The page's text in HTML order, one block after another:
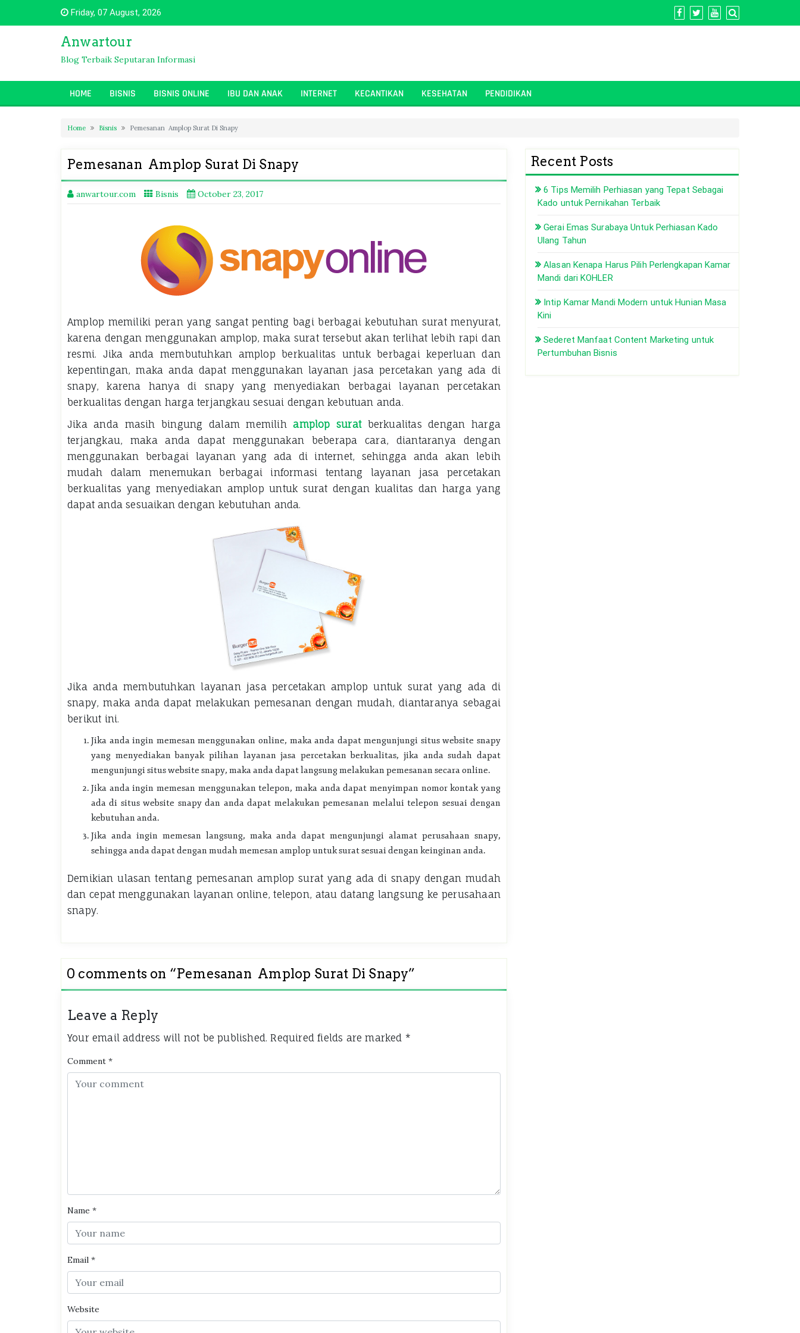
Friday, 07 August, 2026
Anwartour
Blog Terbaik Seputaran Informasi
HOME BISNIS BISNIS ONLINE IBU DAN ANAK INTERNET KECANTIKAN KESEHATAN PENDIDIKAN
Home Bisnis Pemesanan Amplop Surat Di Snapy
Pemesanan Amplop Surat Di Snapy
anwartour.com Bisnis October 23, 2017
Amplop memiliki peran yang sangat penting bagi berbagai kebutuhan surat menyurat,
karena dengan menggunakan amplop, maka surat tersebut akan terlihat lebih rapi dan
resmi. Jika anda membutuhkan amplop berkualitas untuk berbagai keperluan dan
kepentingan, maka anda dapat menggunakan layanan jasa percetakan yang ada di
snapy, karena hanya di snapy yang menyediakan berbagai layanan percetakan
berkualitas dengan harga terjangkau sesuai dengan kebutuan anda.
Jika anda masih bingung dalam memilihamplop surat berkualitas dengan harga
terjangkau, maka anda dapat menggunakan beberapa cara, diantaranya dengan
menggunakan berbagai layanan yang ada di internet, sehingga anda akan lebih
mudah dalam menemukan berbagai informasi tentang layanan jasa percetakan
berkualitas yang menyediakan amplop untuk surat dengan kualitas dan harga yang
dapat anda sesuaikan dengan kebutuhan anda.
Jika anda membutuhkan layanan jasa percetakan amplop untuk surat yang ada di
snapy, maka anda dapat melakukan pemesanan dengan mudah, diantaranya sebagai
berikut ini.
Jika anda ingin memesan menggunakan online, maka anda dapat mengunjungi situs website snapy
yang menyediakan banyak pilihan layanan jasa percetakan berkualitas, jika anda sudah dapat
mengunjungi situs website snapy, maka anda dapat langsung melakukan pemesanan secara online.
Jika anda ingin memesan menggunakan telepon, maka anda dapat menyimpan nomor kontak yang
ada di situs website snapy dan anda dapat melakukan pemesanan melalui telepon sesuai dengan
kebutuhan anda.
Jika anda ingin memesan langsung, maka anda dapat mengunjungi alamat perusahaan snapy,
sehingga anda dapat dengan mudah memesan amplop untuk surat sesuai dengan keinginan anda.
Demikian ulasan tentang pemesananamplop surat yang ada di snapy dengan mudah
dan cepat menggunakan layanan online, telepon, atau datang langsung ke perusahaan
snapy.
0 comments on “Pemesanan Amplop Surat Di Snapy”
Leave a Reply
Your email address will not be published. Required fields are marked *
Comment *
Name *
Email *
Website
Recent Posts
6 Tips Memilih Perhiasan yang Tepat Sebagai
Kado untuk Pernikahan Terbaik
Gerai Emas Surabaya Untuk Perhiasan Kado
Ulang Tahun
Alasan Kenapa Harus Pilih Perlengkapan Kamar
Mandi dari KOHLER
Intip Kamar Mandi Modern untuk Hunian Masa
Kini
Sederet Manfaat Content Marketing untuk
Pertumbuhan Bisnis